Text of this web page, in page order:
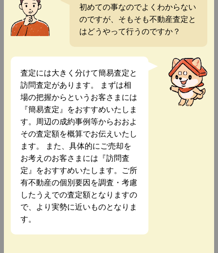
初めての事なのでよくわからない
のですが、そもそも不動産査定と
はどうやって行うのですか？
査定には大きく分けて簡易査定と
訪問査定があります。 まずは相
場の把握からというお客さまには
『簡易査定』をおすすめいたしま
す。周辺の成約事例等からおおよ
その査定額を概算でお伝えいたし
ます。 また、具体的にご売却を
お考えのお客さまには『訪問査
定』をおすすめいたします。ご所
有不動産の個別要因を調査・考慮
したうえでの査定額となりますの
で、より実勢に近いものとなりま
す。